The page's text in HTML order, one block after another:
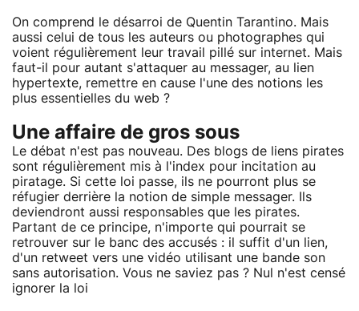
On comprend le désarroi de Quentin Tarantino. Mais
aussi celui de tous les auteurs ou photographes qui
voient régulièrement leur travail pillé sur internet. Mais
faut-il pour autant s'attaquer au messager, au lien
hypertexte, remettre en cause l'une des notions les
plus essentielles du web ?
Une affaire de gros sous
Le débat n'est pas nouveau. Des blogs de liens pirates
sont régulièrement mis à l'index pour incitation au
piratage. Si cette loi passe, ils ne pourront plus se
réfugier derrière la notion de simple messager. Ils
deviendront aussi responsables que les pirates.
Partant de ce principe, n'importe qui pourrait se
retrouver sur le banc des accusés : il suffit d'un lien,
d'un retweet vers une vidéo utilisant une bande son
sans autorisation. Vous ne saviez pas ? Nul n'est censé
ignorer la loi